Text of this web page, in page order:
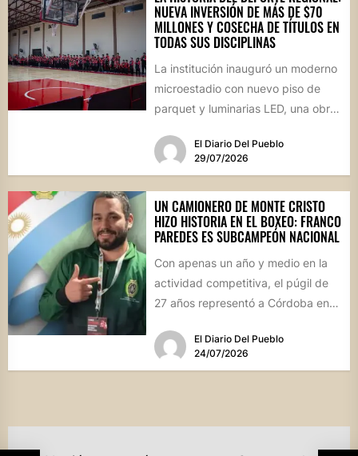
NUEVA INVERSIÓN DE MÁS DE $70
MILLONES Y COSECHA DE TÍTULOS EN
TODAS SUS DISCIPLINAS
La institución inauguró un moderno
microestadio con nuevo piso de
parquet y luminarias LED, una obra
El Diario Del Pueblo
29/07/2026
UN CAMIONERO DE MONTE CRISTO
HIZO HISTORIA EN EL BOXEO: FRANCO
PAREDES ES SUBCAMPEÓN NACIONAL
Con apenas un año y medio en la
actividad competitiva, el púgil de
27 años representó a Córdoba en
El Diario Del Pueblo
24/07/2026